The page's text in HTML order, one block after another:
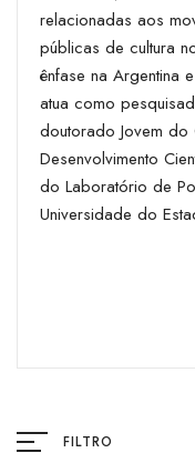
relacionadas aos
públicas de cultura
ênfase na Argentina
atua como
doutorado Jovem
Desenvolvimento
do Laboratório de
Universidade do
FILTRO